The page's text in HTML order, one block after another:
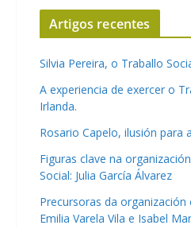
Artigos recentes
Silvia Pereira, o Traballo
A experiencia de exercer o
Irlanda.
Rosario Capelo, ilusión para
Figuras clave na
Social: Julia García Álvarez
Precursoras da organización
Emilia Varela Vila e Isabel